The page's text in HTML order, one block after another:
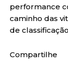
performance
caminho das
de classificação
Compartilhe